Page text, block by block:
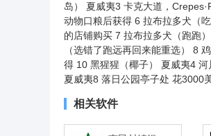
岛） 夏威夷3 卡克大道，
动物口粮后获得 6 拉布拉多犬（
的店铺购买 7 拉布拉多犬（跑跑
（选错了跑远再回来能重选） 8
得 10 黑猩猩（椰子） 夏威夷4
夏威夷8 落日公园亭子处 花3000
相关软件